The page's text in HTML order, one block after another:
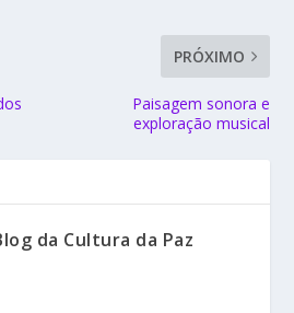
PRÓXIMO
Paisagem sonora e
exploração musical
da Cultura da Paz